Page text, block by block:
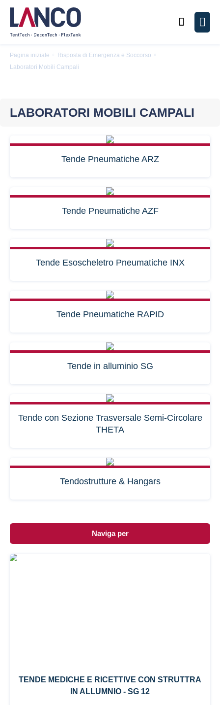
Cerca
Pagina iniziale
Risposta di Emergenza e Soccorso
Laboratori Mobili Campali
LABORATORI MOBILI CAMPALI
Tende Pneumatiche ARZ
Tende Pneumatiche AZF
Tende Esoscheletro Pneumatiche INX
Tende Pneumatiche RAPID
Tende in alluminio SG
Tende con Sezione Trasversale Semi-Circolare
THETA
Tendostrutture & Hangars
TENDE MEDICHE E RICETTIVE CON STRUTTRA
IN ALLUMNIO - SG 12
Naviga per